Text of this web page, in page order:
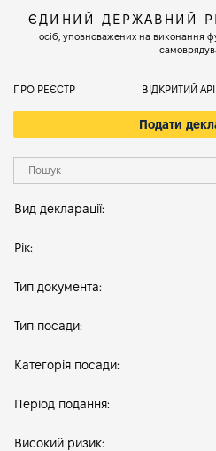
ЄДИНИЙ ДЕРЖАВНИЙ
осіб, уповноважених на виконання
ПРО РЕЄСТР ВІДКРИТИЙ АРІ
Подати
Вид декларації:
Рік:
Тип документа:
Тип посади:
Категорія посади:
Період подання:
Високий ризик: